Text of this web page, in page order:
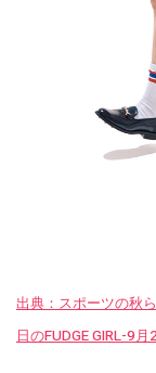
出典：スポーツの秋
日のFUDGE GIRL-9